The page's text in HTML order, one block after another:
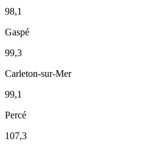
98,1
Gaspé
99,3
Carleton-sur-Mer
99,1
Percé
107,3